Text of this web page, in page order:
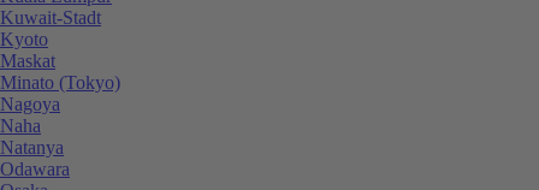
Kuwait-Stadt
Kyoto
Maskat
Minato (Tokyo)
Nagoya
Naha
Natanya
Odawara